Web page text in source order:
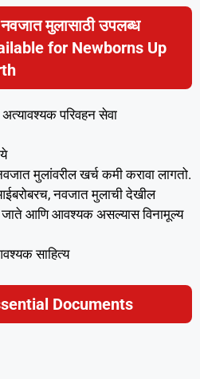
नवजात मुलासाठी उपलब्ध
for Newborns Up
परिवहन सेवा
मुलांवरील खर्च कमी करावा लागतो.
नवजात मुलाची देखील
जाते आणि आवश्यक असल्यास विनामूल्य
साहित्य
Documents